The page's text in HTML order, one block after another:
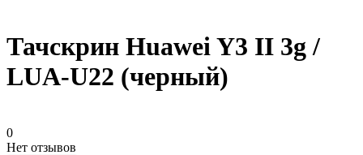
Тачскрин Huawei Y3 II 3g /
LUA-U22 (черный)
0
Нет отзывов